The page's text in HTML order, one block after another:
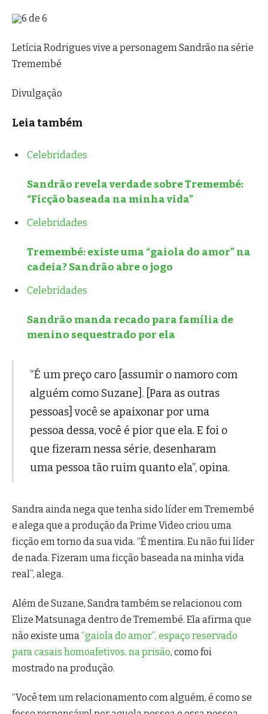
6 de 6
Letícia Rodrigues vive a personagem Sandrão na série
Tremembé
Divulgação
Leia também
Celebridades
Sandrão revela verdade sobre Tremembé:
“Ficção baseada na minha vida”
Celebridades
Tremembé: existe uma “gaiola do amor” na
cadeia? Sandrão abre o jogo
Celebridades
Sandrão manda recado para família de
menino sequestrado por ela
“É um preço caro [assumir o namoro com
alguém como Suzane]. [Para as outras
pessoas] você se apaixonar por uma
pessoa dessa, você é pior que ela. E foi o
que fizeram nessa série, desenharam
uma pessoa tão ruim quanto ela”, opina.
Sandra ainda nega que tenha sido líder em Tremembé
e alega que a produção da Prime Video criou uma
ficção em torno da sua vida. “É mentira. Eu não fui líder
de nada. Fizeram uma ficção baseada na minha vida
real”, alega.
Além de Suzane, Sandra também se relacionou com
Elize Matsunaga dentro de Tremembé. Ela afirma que
não existe uma“gaiola do amor”, espaço reservado
para casais homoafetivos, na prisão, como foi
mostrado na produção.
“Você tem um relacionamento com alguém, é como se